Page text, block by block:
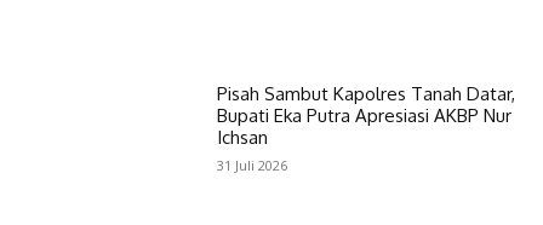
Pisah Sambut Kapolres Tanah Datar,
Bupati Eka Putra Apresiasi AKBP Nur
Ichsan
31 Juli 2026